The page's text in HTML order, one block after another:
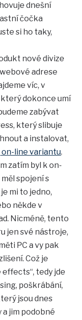
dnešní
čočka
si ho taky,
nové divize
adrese
víc, v
dokonce umí
zabývat
který slibuje
a instalovat,
on-line variantu.
zatím byl k on-
spojení s
mi to jedno,
někde v
Nicméně, tento
jen své nástroje,
PC a vy pak
Což je
effects“, tedy jde
poškrábání,
jsou dnes
jim podobné